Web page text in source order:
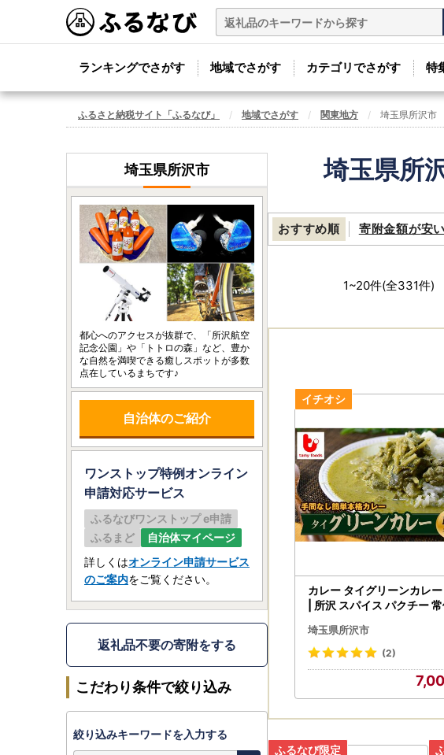
ランキングでさがす 地域でさがす カテゴリでさがす 特
ふるさと納税サイト「ふるなび」 地域でさがす 関東地方 埼玉県所沢市
埼玉県所
おすすめ順 寄附金額が安
1~20件(全331件)
カレー タイグリーンカレ
| 所沢 スパイス パクチー
埼玉県所沢市
(2)
埼玉県所沢市
都心へのアクセスが抜群で、「所沢航空
記念公園」や「トトロの森」など、豊か
な自然を満喫できる癒しスポットが多数
点在しているまちです♪
自治体のご紹介
ワンストップ特例オンライン
申請対応サービス
ふるなびワンストップ e申請
ふるまど
自治体マイページ
詳しくはオンライン申請サービス
のご案内をご覧ください。
返礼品不要の寄附をする
こだわり条件で絞り込み
絞り込みキーワードを入力する